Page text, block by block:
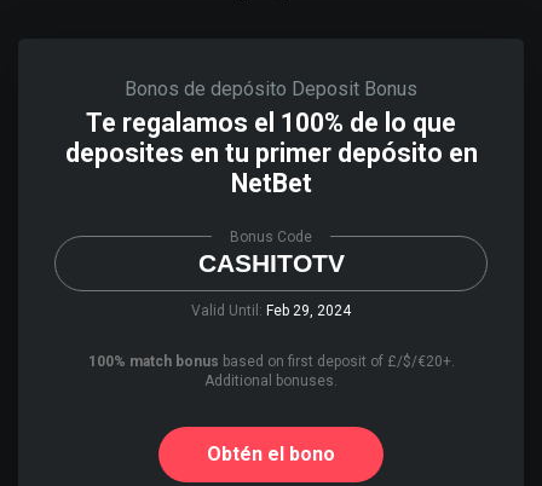
Bonos de depósito Deposit Bonus
Te regalamos el 100% de lo que
deposites en tu primer depósito en
NetBet
CASHITOTV
Bonus Code
Valid Until: Feb 29, 2024
100% match bonus based on first deposit of £/$/€20+.
Additional bonuses.
Obtén el bono